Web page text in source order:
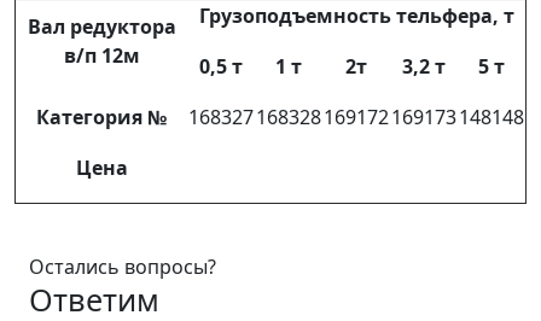
Вал редуктора
в/п 12м
Грузоподъемность тельфера, т
0,5 т
1 т 2т 3,2 т
5 т
Категория №
168327168328169172169173148148
Цена
Остались вопросы?
Ответим